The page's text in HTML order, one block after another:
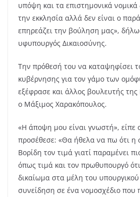
υπόψη και τα επιστημονικά
την εκκλησία αλλά δεν είναι ο
επηρεάζει την βούληση μας»,
υφυπουργός Δικαιοσύνης.
Την πρόθεσή του να καταψηφίσει
κυβέρνησης για τον γάμο των
εξέφρασε και άλλος βουλευτής
ο Μάξιμος Χαρακόπουλος.
«Η άποψη μου είναι γνωστή», είπε
προσέθεσε: «Θα ήθελα να πω ότι η
Βορίδη τον τιμά γιατί παραμένει
όπως τιμά και τον πρωθυπουργό
δικαίωμα στα μέλη του
συνείδηση σε ένα νομοσχέδιο που